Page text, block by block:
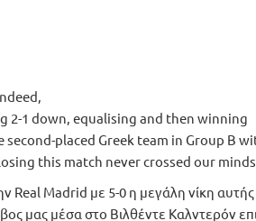
2-1 down, equalising and then winning
placed Greek team in Group B
this match never crossed our
Real Madrid με 5-0 η μεγάλη νίκη αυτής
μας μέσα στο Βιλθέντε Καλντερόν επι